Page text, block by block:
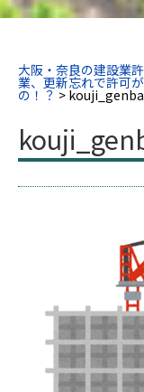
大阪・奈良の建設業
業、更新忘れで許可
の！？ >